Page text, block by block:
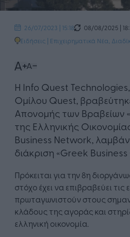
26/07/2023 | 15:18
08/08/2025 |
Ειδήσεις | Επιχειρηματικά Νέα
Η Info Quest Technologies,
Ομίλου Quest,
Απονομής των Βραβείων
της Ελληνικής
Business Network,
διάκριση «Greek
Πρόκειται για την 8η
στόχο έχει να επιβραβεύει τις
πρωταγωνιστούν στους
κλάδους της αγοράς και
ελληνική οικονομία.